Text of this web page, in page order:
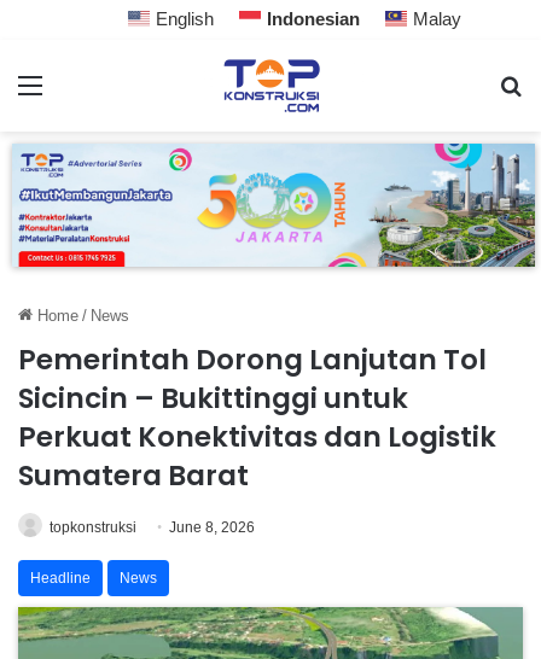
English Indonesian Malay
Home / News
Pemerintah Dorong Lanjutan Tol
Sicincin – Bukittinggi untuk
Perkuat Konektivitas dan Logistik
Sumatera Barat
topkonstruksi June 8, 2026
Headline News